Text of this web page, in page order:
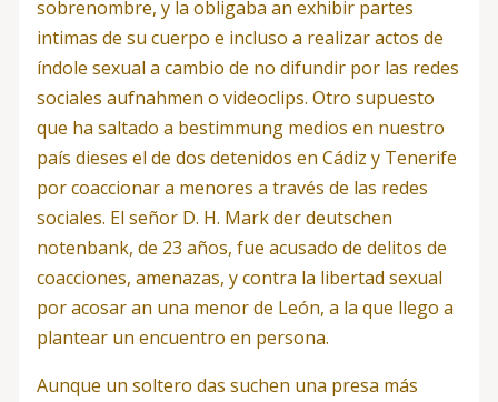
sobrenombre, y la obligaba an exhibir partes
intimas de su cuerpo e incluso a realizar actos de
índole sexual a cambio de no difundir por las redes
sociales aufnahmen o videoclips. Otro supuesto
que ha saltado a bestimmung medios en nuestro
país dieses el de dos detenidos en Cádiz y Tenerife
por coaccionar a menores a través de las redes
sociales. El señor D. H. Mark der deutschen
notenbank, de 23 años, fue acusado de delitos de
coacciones, amenazas, y contra la libertad sexual
por acosar an una menor de León, a la que llego a
plantear un encuentro en persona.
Aunque un soltero das suchen una presa más